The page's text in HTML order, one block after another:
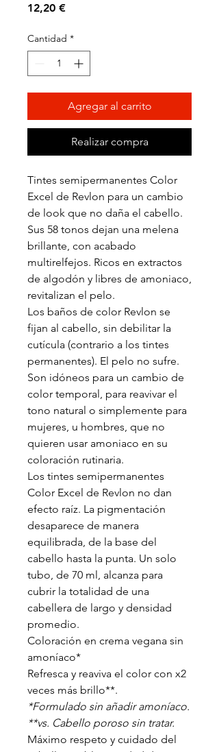
12,20 €Precio
Cantidad *
Agregar al carrito
Realizar compra
Tintes semipermanentes Color
Excel de Revlon para un cambio
de look que no daña el cabello.
Sus 58 tonos dejan una melena
brillante, con acabado
multirelfejos. Ricos en extractos
de algodón y libres de amoniaco,
revitalizan el pelo.
Los baños de color Revlon se
fijan al cabello, sin debilitar la
cutícula (contrario a los tintes
permanentes). El pelo no sufre.
Son idóneos para un cambio de
color temporal, para reavivar el
tono natural o simplemente para
mujeres, u hombres, que no
quieren usar amoniaco en su
coloración rutinaria.
Los tintes semipermanentes
Color Excel de Revlon no dan
efecto raíz. La pigmentación
desaparece de manera
equilibrada, de la base del
cabello hasta la punta. Un solo
tubo, de 70 ml, alcanza para
cubrir la totalidad de una
cabellera de largo y densidad
promedio.
Coloración en crema vegana sin
amoníaco*
Refresca y reaviva el color con x2
veces más brillo**.
*Formulado sin añadir amoníaco.
**vs. Cabello poroso sin tratar.
Máximo respeto y cuidado del